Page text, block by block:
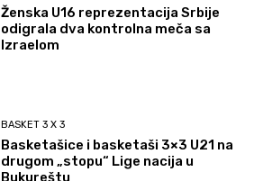
Ženska U16 reprezentacija Srbije
odigrala dva kontrolna meča sa
Izraelom
BASKET 3 X 3
Basketašice i basketaši 3×3 U21 na
drugom „stopu“ Lige nacija u
Bukureštu